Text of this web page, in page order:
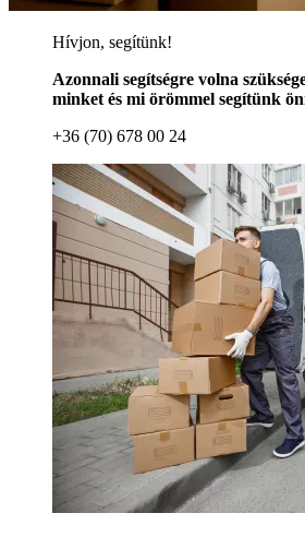
Hívjon, segítünk!
Azonnali segítségre volna
minket és mi örömmel segítünk
+36 (70) 678 00 24